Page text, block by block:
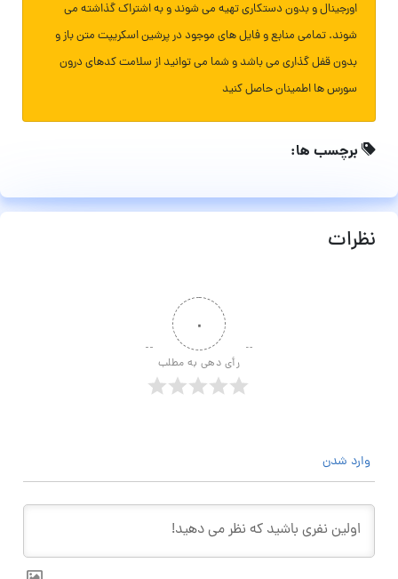
اورجینال و بدون دستکاری تهیه می شوند و به اشتراک گذاشته می
شوند. تمامی منابع و فایل های موجود در پرشین اسکریپت متن باز و
بدون قفل گذاری می باشد و شما می توانید از سلامت کدهای درون
سورس ها اطمینان حاصل کنید
برچسب ها:
نظرات
۰
رأی دهی به مطلب
وارد شدن